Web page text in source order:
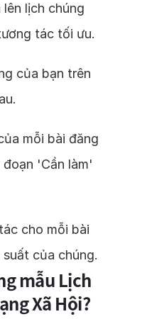
lịch chúng
tác tối ưu.
của bạn trên
mỗi bài đăng
'Cần làm'
cho mỗi bài
của chúng.
mẫu Lịch
Xã Hội?